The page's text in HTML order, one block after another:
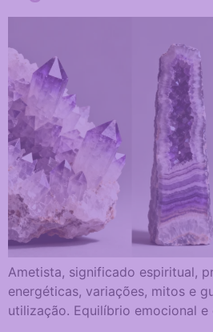
Ametista, significado espiritual,
energéticas, variações, mitos e
utilização. Equilíbrio emocional e